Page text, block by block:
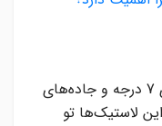
لاستیک تابستانی برای دماهای بالای 7 درجه و جاده‌های
لاستیک‌ها تو